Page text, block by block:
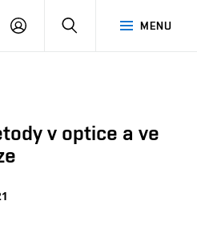
MENU
PŘIHLÁSIT
v optice a ve